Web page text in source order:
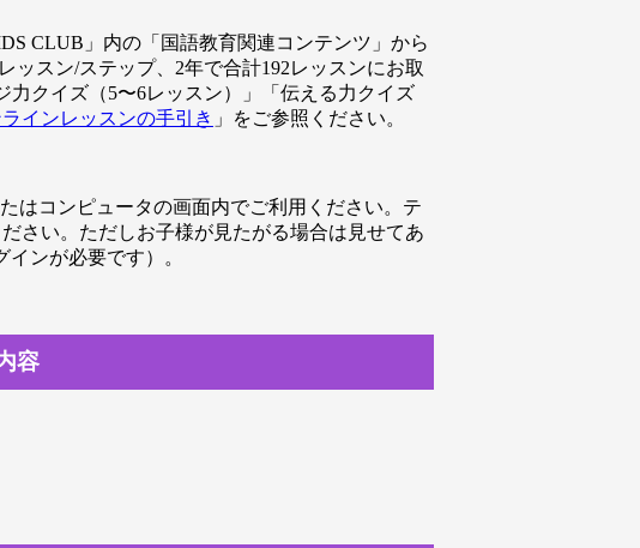
CLUB」内の「国語教育関連コンテンツ」から
ッスン/ステップ、2年で合計192レッスンにお取
クイズ（5〜6レッスン）」「伝える力クイズ
インレッスンの手引き 」をご参照ください。
はコンピュータの画面内でご利用ください。テ
さい。ただしお子様が見たがる場合は見せてあ
ンが必要です）。
容